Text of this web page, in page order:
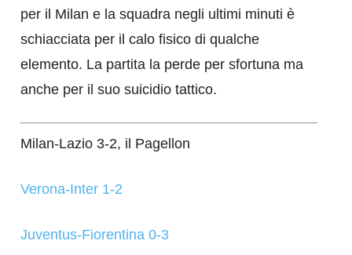
per il Milan e la squadra negli ultimi minuti è
schiacciata per il calo fisico di qualche
elemento. La partita la perde per sfortuna ma
anche per il suo suicidio tattico.
Milan-Lazio 3-2, il Pagellon
Verona-Inter 1-2
Juventus-Fiorentina 0-3